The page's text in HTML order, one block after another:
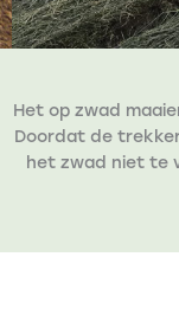
Het op zwad
Doordat de
het zwad niet te